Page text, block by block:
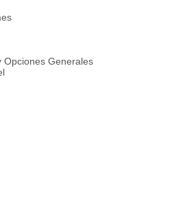
Generales